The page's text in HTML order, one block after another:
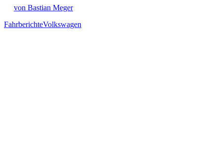
von Bastian Meger
FahrberichteVolkswagen